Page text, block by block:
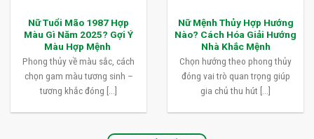
Nữ Tuổi Mão 1987 Hợp
Màu Gì Năm 2025? Gợi Ý
Màu Hợp Mệnh
Phong thủy về màu sắc, cách
chọn gam màu tương sinh –
tương khắc đóng [...]
Nữ Mệnh Thủy Hợp Hướng
Nào? Cách Hóa Giải Hướng
Nhà Khắc Mệnh
Chọn hướng theo phong thủy
đóng vai trò quan trọng giúp
gia chủ thu hút [...]